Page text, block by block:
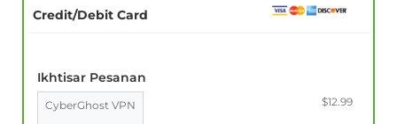
Credit/Debit Card
Ikhtisar Pesanan
CyberGhost VPN
$12.99